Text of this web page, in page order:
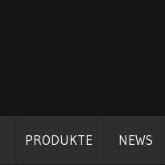
PRODUKTE NEWS